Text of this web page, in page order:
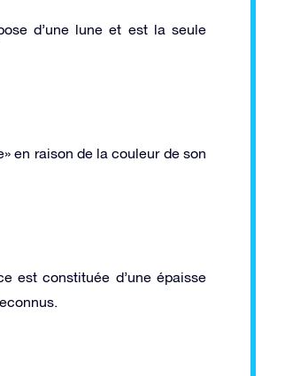
d’une lune et est la seule
en raison de la couleur de son
est constituée d’une épaisse